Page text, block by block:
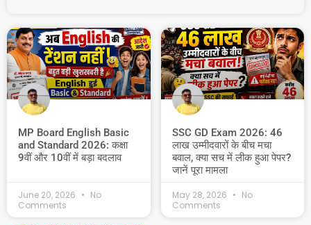
MP Board English Basic
and Standard 2026: कक्षा
9वीं और 10वीं में बड़ा बदलाव
June 20, 2026
No
Comments
SSC GD Exam 2026: 46
लाख उम्मीदवारों के बीच मचा
बवाल, क्या सच में लीक हुआ पेपर?
जानें पूरा मामला
May 28, 2026
No
Comments